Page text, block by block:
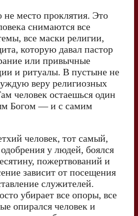
место проклятия. Это
снимаются все
все маски религии,
которую давал пастор
или привычные
и ритуалы. В пустыне не
веру религиозных
человек остаешься один
Богом — и с самим
человек, тот самый,
у людей, боялся
пожертвований и
зависит от посещения
служителей.
убирает все опоры, все
опирался человек и